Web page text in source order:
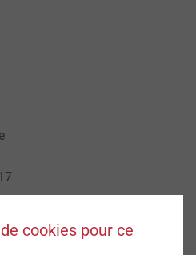
cookies pour ce